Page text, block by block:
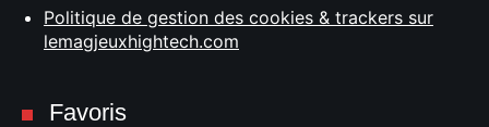
Politique de gestion des cookies & trackers sur
lemagjeuxhightech.com
Favoris